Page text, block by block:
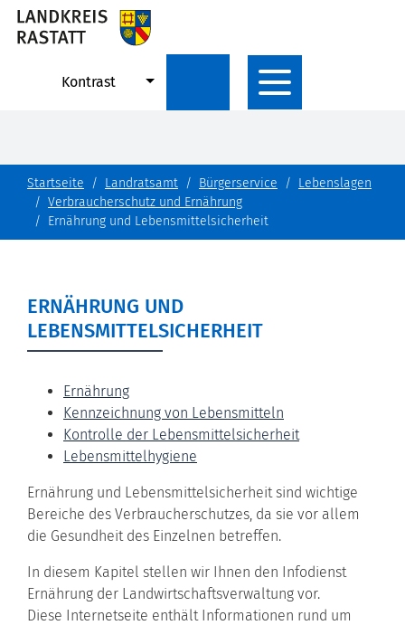
Kontrast
Startseite Landratsamt Bürgerservice
Lebenslagen
Verbraucherschutz und Ernährung
Ernährung und Lebensmittelsicherheit
ERNÄHRUNG UND
LEBENSMITTELSICHERHEIT
Ernährung
Kennzeichnung von Lebensmitteln
Kontrolle der Lebensmittelsicherheit
Lebensmittelhygiene
Ernährung und Lebensmittelsicherheit sind wichtige
Bereiche des Verbraucherschutzes, da sie vor allem
die Gesundheit des Einzelnen betreffen.
In diesem Kapitel stellen wir Ihnen den Infodienst
Ernährung der Landwirtschaftsverwaltung vor.
Diese Internetseite enthält Informationen rund um